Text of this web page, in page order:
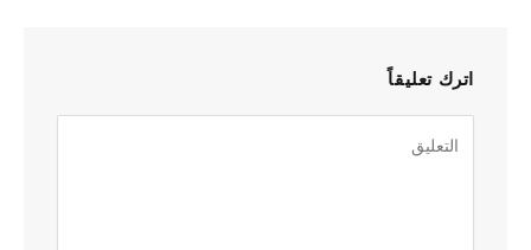
اترك تعليقاً